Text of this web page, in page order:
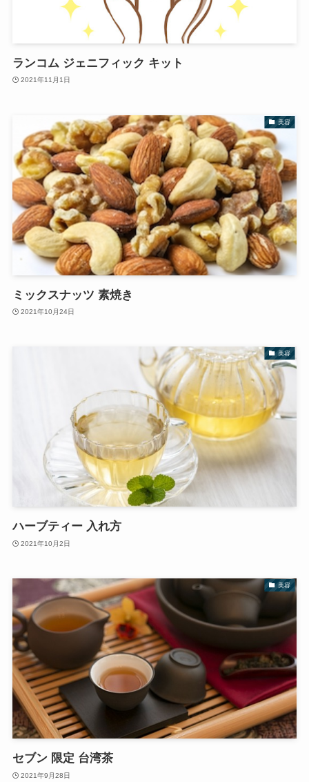
ランコム ジェニフィック キット
2021年11月1日
美容
ミックスナッツ 素焼き
2021年10月24日
美容
ハーブティー 入れ方
2021年10月2日
美容
セブン 限定 台湾茶
2021年9月28日